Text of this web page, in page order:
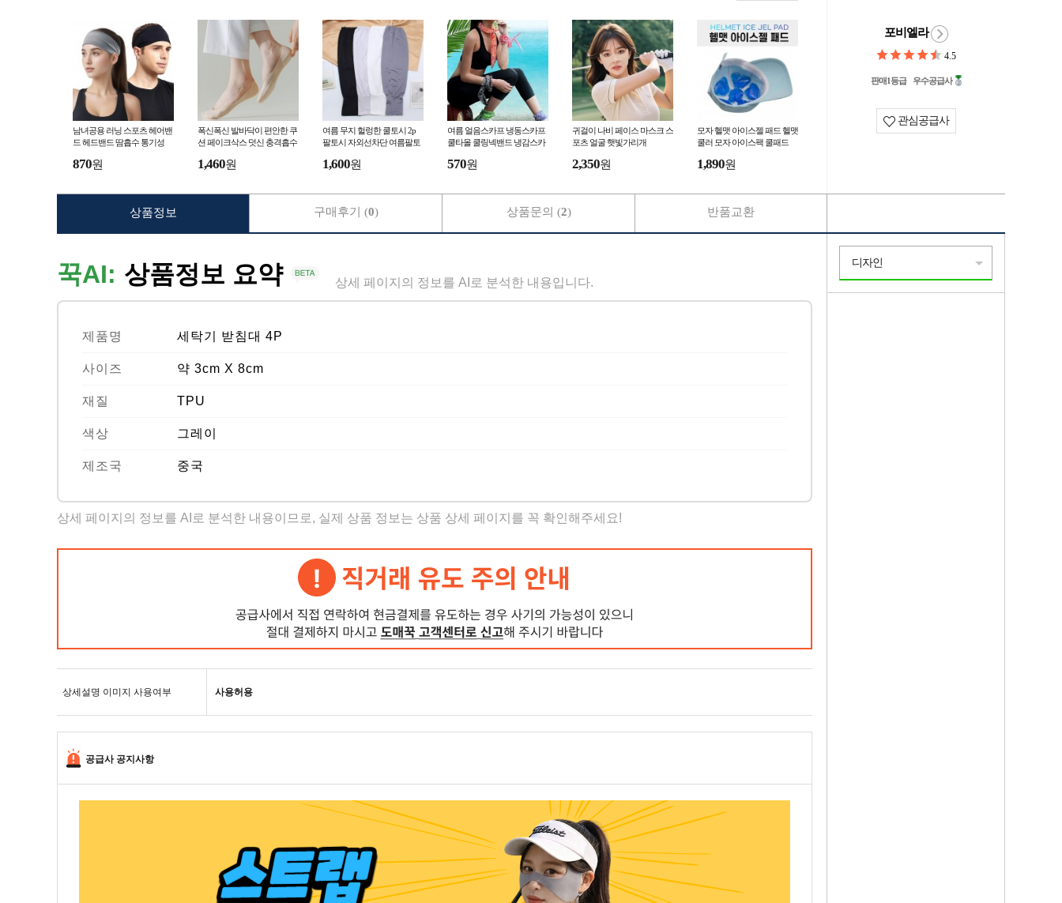
남녀공용 러닝 스포츠 헤어밴
드 헤드밴드 땀흡수 통기성
870원
폭신폭신 발바닥이 편안한 쿠
션 페이크삭스 덧신 충격흡수
1,460원
여름 무지 헐렁한 쿨토시 2p
팔토시 자외선차단 여름팔토
1,600원
여름 얼음스카프 냉동스카프
쿨타올 쿨링넥밴드 냉감스카
570원
귀걸이 나비 페이스 마스크 스
포츠 얼굴 햇빛가리개
2,350원
모자 헬맷 아이스젤 패드 헬맷
쿨러 모자 아이스팩 쿨패드
1,890원
포비엘라
4.5
판매1등급 우수공급사
관심공급사
꾹AI: 상품정보 요약 상세 페이지의 정보를 AI로 분석한 내용입니다.
제품명 세탁기 받침대 4P
사이즈 약 3cm X 8cm
재질 TPU
색상 그레이
제조국 중국
상세 페이지의 정보를 AI로 분석한 내용이므로, 실제 상품 정보는 상품 상세 페이지를 꼭 확인해주세요!
상세설명 이미지 사용여부 사용허용
공급사 공지사항
상품정보 구매후기 (0) 상품문의 (2) 반품교환
디자인